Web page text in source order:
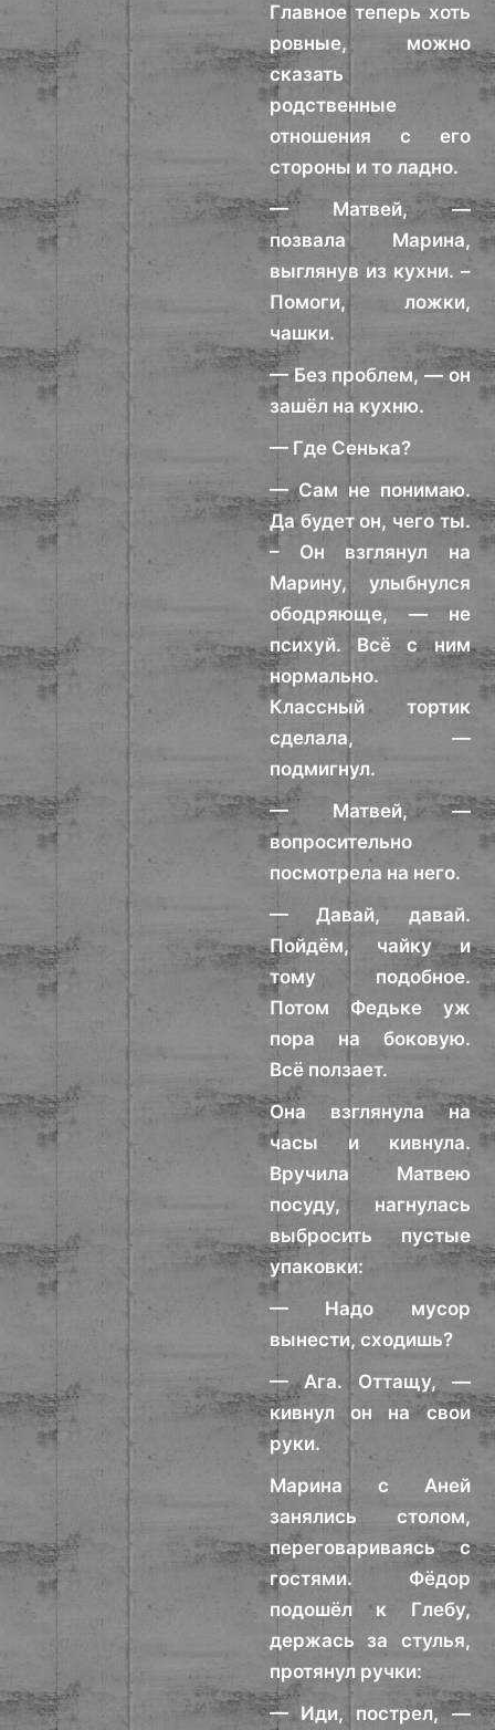
Главное теперь хоть
ровные, можно
сказать
родственные
отношения с его
стороны и то ладно.
— Матвей, —
позвала Марина,
выглянув из кухни. –
Помоги, ложки,
чашки.
— Без проблем, — он
зашёл на кухню.
— Где Сенька?
— Сам не понимаю.
Да будет он, чего ты.
– Он взглянул на
Марину, улыбнулся
ободряюще, — не
психуй. Всё с ним
нормально.
Классный тортик
сделала, —
подмигнул.
— Матвей, —
вопросительно
посмотрела на него.
— Давай, давай.
Пойдём, чайку и
тому подобное.
Потом Федьке уж
пора на боковую.
Всё ползает.
Она взглянула на
часы и кивнула.
Вручила Матвею
посуду, нагнулась
выбросить пустые
упаковки:
— Надо мусор
вынести, сходишь?
— Ага. Оттащу, —
кивнул он на свои
руки.
Марина с Аней
занялись столом,
переговариваясь с
гостями. Фёдор
подошёл к Глебу,
держась за стулья,
протянул ручки:
— Иди, пострел, —